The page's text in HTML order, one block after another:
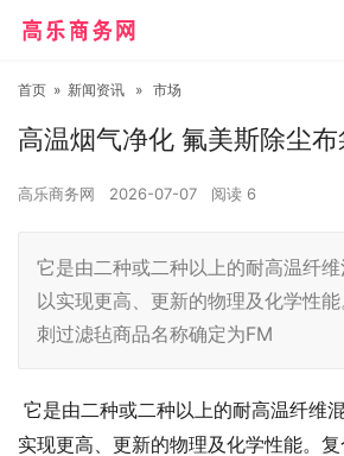
首页 » 新闻资讯 » 市场
高温烟气净化 氟美斯除尘
高乐商务网 2026-07-07 阅读 6
它是由二种或二种以上的耐高温纤维
以实现更高、更新的物理及化学性
刺过滤毡商品名称确定为FM
它是由二种或二种以上的耐高温纤维
实现更高、更新的物理及化学性能。